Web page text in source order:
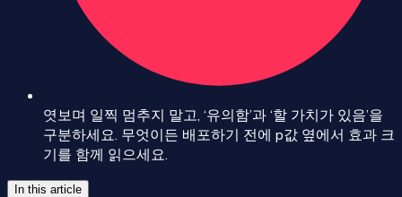
엿보며 일찍 멈추지 말고, ‘유의함’과 ‘할 가치가 있음’을
구분하세요. 무엇이든 배포하기 전에 p값 옆에서 효과 크
기를 함께 읽으세요.
In this article